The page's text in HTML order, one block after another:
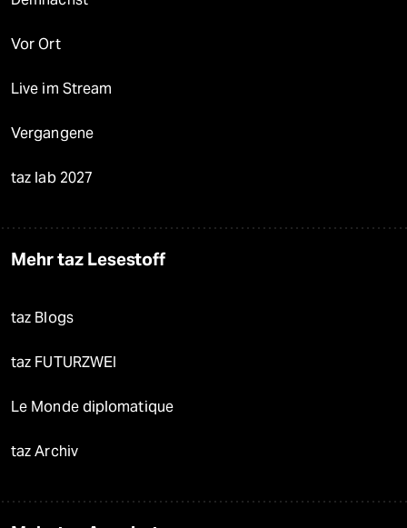
Vor Ort
Live im Stream
Vergangene
taz lab 2027
Mehr taz Lesestoff
taz Blogs
taz FUTURZWEI
Le Monde diplomatique
taz Archiv